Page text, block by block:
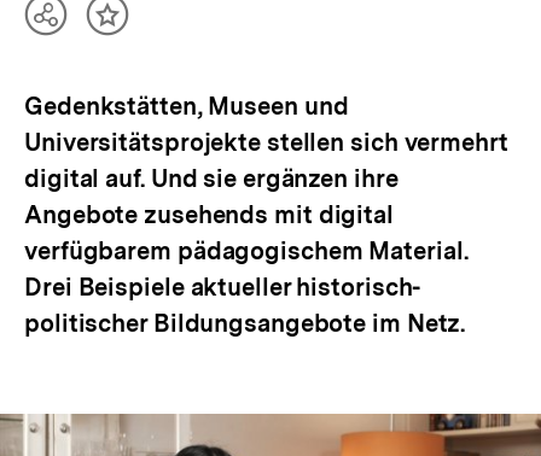
TeilenInhalt
Gedenkstätten, Museen und
Universitätsprojekte stellen sich vermehrt
digital auf. Und sie ergänzen ihre
Angebote zusehends mit digital
verfügbarem pädagogischem Material.
Drei Beispiele aktueller historisch-
politischer Bildungsangebote im Netz.